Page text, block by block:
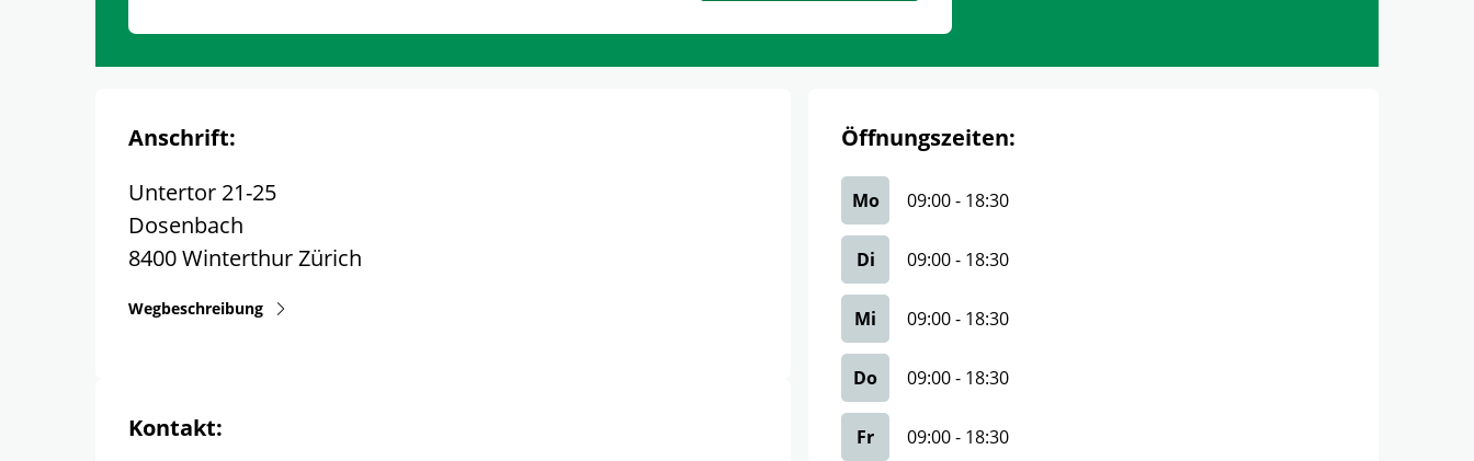
Anschrift:
Untertor 21-25
Dosenbach
8400WinterthurZürich
Wegbeschreibung
Kontakt:
Öffnungszeiten:
Mo 09:00- 18:30
Di 09:00- 18:30
Mi 09:00- 18:30
Do 09:00- 18:30
Fr 09:00- 18:30